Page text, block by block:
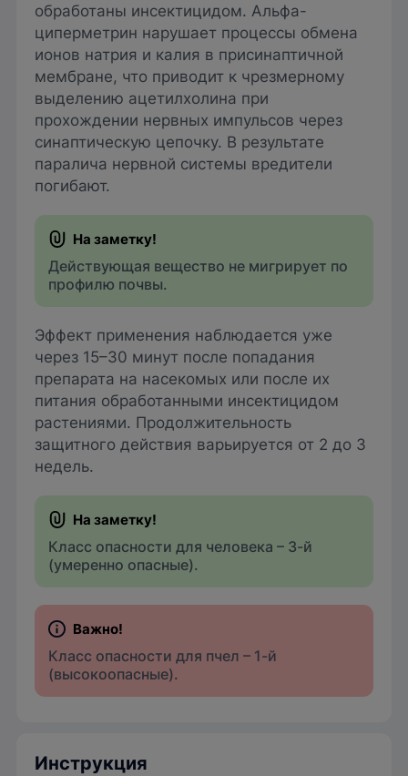
обработаны инсектицидом. Альфа-
циперметрин нарушает процессы обмена
ионов натрия и калия в присинаптичной
мембране, что приводит к чрезмерному
выделению ацетилхолина при
прохождении нервных импульсов через
синаптическую цепочку. В результате
паралича нервной системы вредители
погибают.
Действующая вещество не мигрирует по
профилю почвы.
Эффект применения наблюдается уже
через 15–30 минут после попадания
препарата на насекомых или после их
питания обработанными инсектицидом
растениями. Продолжительность
защитного действия варьируется от 2 до 3
недель.
Класс опасности для человека – 3-й
(умеренно опасные).
Класс опасности для пчел – 1-й
(высокоопасные).
Инструкция